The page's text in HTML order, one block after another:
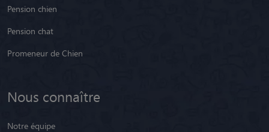
Pension chien
Pension chat
Promeneur de Chien
Nous connaître
Notre équipe